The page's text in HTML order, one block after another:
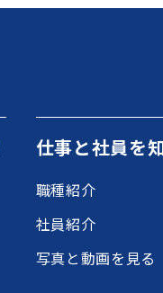
仕事と社員を
職種紹介
社員紹介
写真と動画を見る